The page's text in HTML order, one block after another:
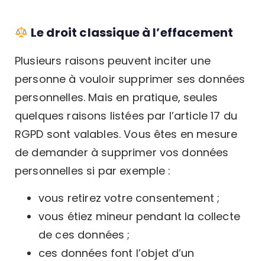
Le droit classique à l’effacement
Plusieurs raisons peuvent inciter une
personne à vouloir supprimer ses données
personnelles. Mais en pratique, seules
quelques raisons listées par l’article 17 du
RGPD sont valables. Vous êtes en mesure
de demander à supprimer vos données
personnelles si par exemple :
vous retirez votre consentement ;
vous étiez mineur pendant la collecte
de ces données ;
ces données font l’objet d’un